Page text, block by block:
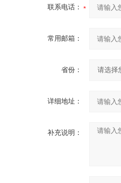
联系电话：
常用邮箱：
省份：
详细地址：
补充说明：